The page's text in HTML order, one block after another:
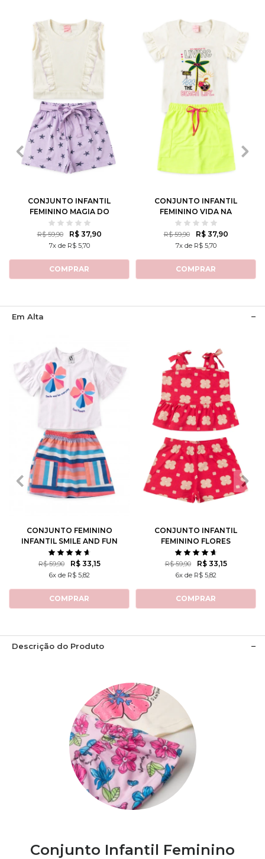
2 3 4 6 8
CONJUNTO INFANTIL
FEMININO MAGIA DO
OCEANO
R$ 59,90 R$ 37,90
7x de R$ 5,70
COMPRAR
3 8
10 12
CONJUNTO INFANTIL
FEMININO VIDA NA
PRAIA
R$ 59,90 R$ 37,90
7x de R$ 5,70
COMPRAR
Em Alta
2 3 4 6 8
CONJUNTO FEMININO
INFANTIL SMILE AND FUN
R$ 59,90 R$ 33,15
6x de R$ 5,82
COMPRAR
2 3 8
CONJUNTO INFANTIL
FEMININO FLORES
ROTATIVAS
R$ 59,90 R$ 33,15
6x de R$ 5,82
COMPRAR
Descrição do Produto
Conjunto Infantil Feminino